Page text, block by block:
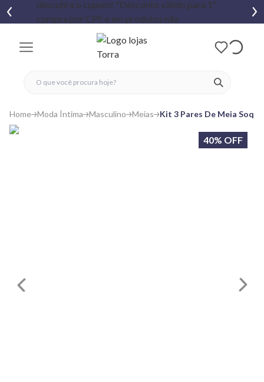
ver
fechar menu
fechar menu
favoritos
Home Moda Íntima Masculino Meias Kit 3 Pares De Meia
40% OFF